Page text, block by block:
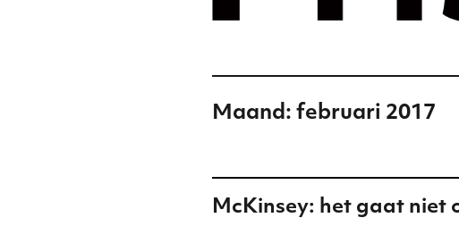
Maand: februari 2017
McKinsey: het gaat niet